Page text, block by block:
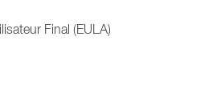
Final (EULA)